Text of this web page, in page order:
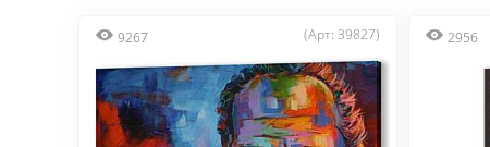
9267 (Арт: 39827) 2956